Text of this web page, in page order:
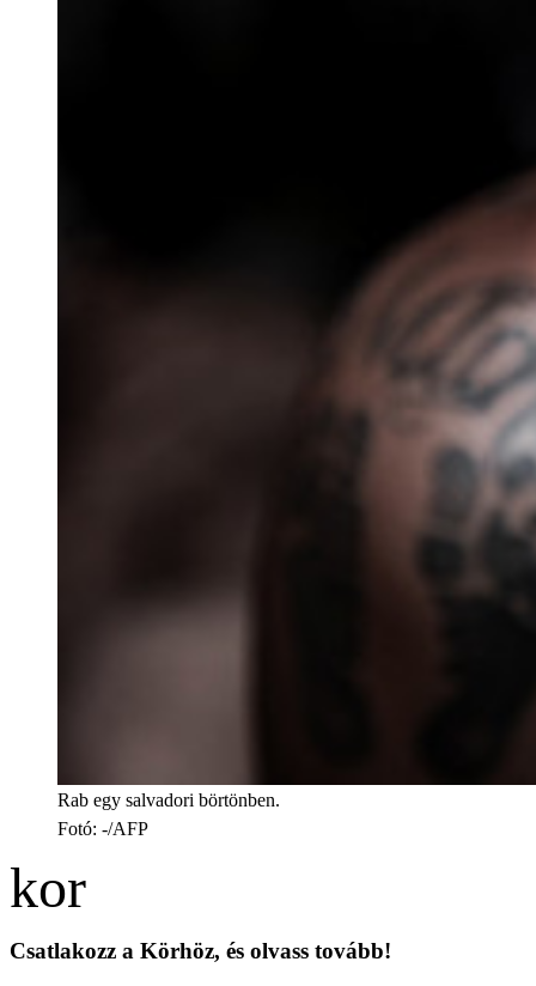
Rab egy salvadori börtönben.
Fotó: -/AFP
Csatlakozz a Körhöz, és olvass tovább!